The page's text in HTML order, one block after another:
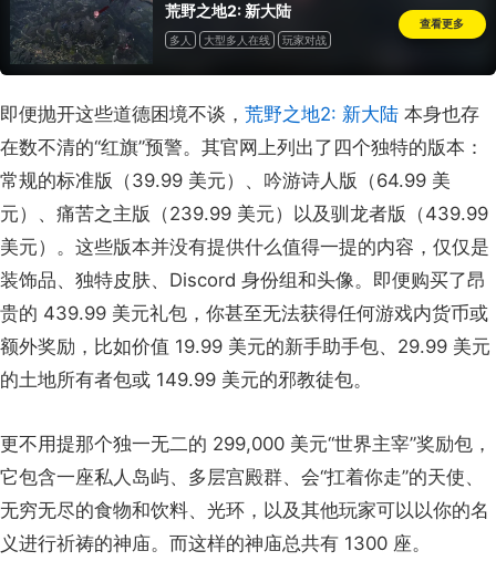
荒野之地2: 新大陆
多人 大型多人在线
玩家对战
查看更多
即便抛开这些道德困境不谈， 荒野之地2: 新大陆 本身也存
在数不清的“红旗”预警。其官网上列出了四个独特的版本：
常规的标准版（39.99 美元）、吟游诗人版（64.99 美
元）、痛苦之主版（239.99 美元）以及驯龙者版（439.99
美元）。这些版本并没有提供什么值得一提的内容，仅仅是
装饰品、独特皮肤、Discord 身份组和头像。即便购买了昂
贵的 439.99 美元礼包，你甚至无法获得任何游戏内货币或
额外奖励，比如价值 19.99 美元的新手助手包、29.99 美元
的土地所有者包或 149.99 美元的邪教徒包。
更不用提那个独一无二的 299,000 美元“世界主宰”奖励包，
它包含一座私人岛屿、多层宫殿群、会“扛着你走”的天使、
无穷无尽的食物和饮料、光环，以及其他玩家可以以你的名
义进行祈祷的神庙。而这样的神庙总共有 1300 座。